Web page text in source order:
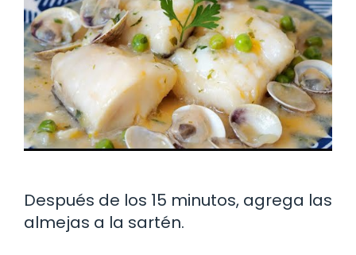
Después de los 15 minutos, agrega las
almejas a la sartén.